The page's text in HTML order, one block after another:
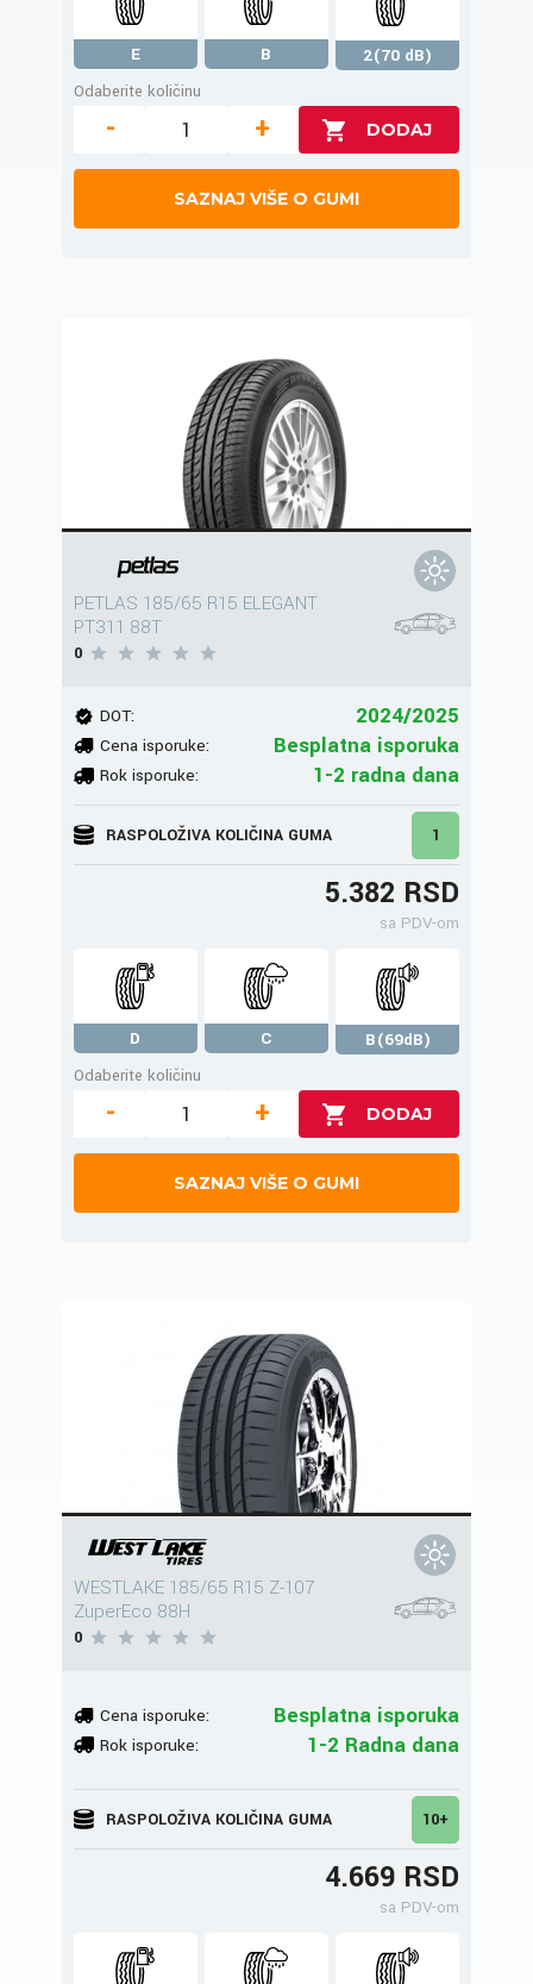
E B
2(70 dB)
Odaberite količinu
- +
SAZNAJ VIŠE O GUMI
PETLAS 185/65 R15 ELEGANT
PT311 88T
0
DOT: 2024/2025
Cena isporuke: Besplatna isporuka
Rok isporuke: 1-2 radna dana
RASPOLOŽIVA KOLIČINA GUMA 1
5.382 RSD
sa PDV-om
D C
B(69dB)
Odaberite količinu
- +
SAZNAJ VIŠE O GUMI
WESTLAKE 185/65 R15 Z-107
ZuperEco 88H
0
Cena isporuke: Besplatna isporuka
Rok isporuke: 1-2 Radna dana
RASPOLOŽIVA KOLIČINA GUMA 10+
4.669 RSD
sa PDV-om